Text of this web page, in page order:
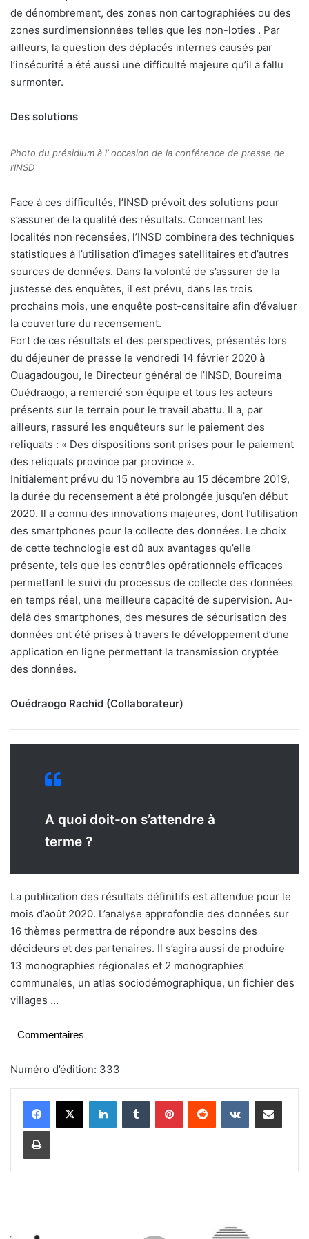
de dénombrement, des zones non cartographiées ou des
zones surdimensionnées telles que les non-loties . Par
ailleurs, la question des déplacés internes causés par
l’insécurité a été aussi une difficulté majeure qu’il a fallu
surmonter.
Des solutions
Photo du présidium à l’ occasion de la conférence de presse de
l’INSD
Face à ces difficultés, l’INSD prévoit des solutions pour
s’assurer de la qualité des résultats. Concernant les
localités non recensées, l’INSD combinera des techniques
statistiques à l’utilisation d’images satellitaires et d’autres
sources de données. Dans la volonté de s’assurer de la
justesse des enquêtes, il est prévu, dans les trois
prochains mois, une enquête post-censitaire afin d’évaluer
la couverture du recensement.
Fort de ces résultats et des perspectives, présentés lors
du déjeuner de presse le vendredi 14 février 2020 à
Ouagadougou, le Directeur général de l’INSD, Boureima
Ouédraogo, a remercié son équipe et tous les acteurs
présents sur le terrain pour le travail abattu. Il a, par
ailleurs, rassuré les enquêteurs sur le paiement des
reliquats : « Des dispositions sont prises pour le paiement
des reliquats province par province ».
Initialement prévu du 15 novembre au 15 décembre 2019,
la durée du recensement a été prolongée jusqu’en début
2020. Il a connu des innovations majeures, dont l’utilisation
des smartphones pour la collecte des données. Le choix
de cette technologie est dû aux avantages qu’elle
présente, tels que les contrôles opérationnels efficaces
permettant le suivi du processus de collecte des données
en temps réel, une meilleure capacité de supervision. Au-
delà des smartphones, des mesures de sécurisation des
données ont été prises à travers le développement d’une
application en ligne permettant la transmission cryptée
des données.
Ouédraogo Rachid (Collaborateur)
A quoi doit-on s’attendre à
terme ?
La publication des résultats définitifs est attendue pour le
mois d’août 2020. L’analyse approfondie des données sur
16 thèmes permettra de répondre aux besoins des
décideurs et des partenaires. Il s’agira aussi de produire
13 monographies régionales et 2 monographies
communales, un atlas sociodémographique, un fichier des
villages …
Commentaires
Numéro d’édition: 333